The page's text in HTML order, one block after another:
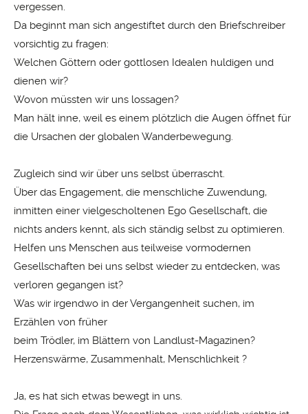
vergessen.
Da beginnt man sich angestiftet durch den Briefschreiber
vorsichtig zu fragen:
Welchen Göttern oder gottlosen Idealen huldigen und
dienen wir?
Wovon müssten wir uns lossagen?
Man hält inne, weil es einem plötzlich die Augen öffnet für
die Ursachen der globalen Wanderbewegung.
Zugleich sind wir über uns selbst überrascht.
Über das Engagement, die menschliche Zuwendung,
inmitten einer vielgescholtenen Ego Gesellschaft, die
nichts anders kennt, als sich ständig selbst zu optimieren.
Helfen uns Menschen aus teilweise vormodernen
Gesellschaften bei uns selbst wieder zu entdecken, was
verloren gegangen ist?
Was wir irgendwo in der Vergangenheit suchen, im
Erzählen von früher
beim Trödler, im Blättern von Landlust-Magazinen?
Herzenswärme, Zusammenhalt, Menschlichkeit ?
Ja, es hat sich etwas bewegt in uns.